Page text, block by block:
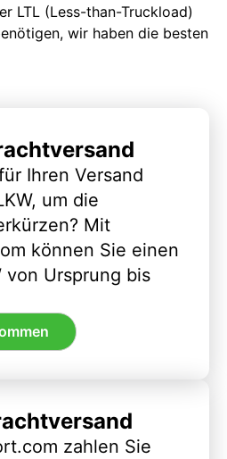
LTL (Less-than-Truckload)
wir haben die besten
Ihren Versand
um die
Mit
können Sie einen
von Ursprung bis
zahlen Sie